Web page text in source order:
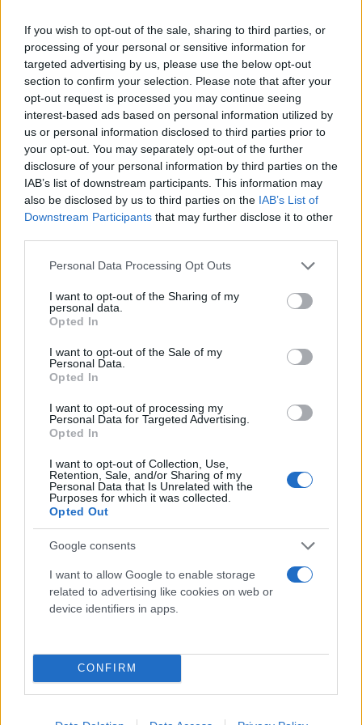
If you wish to opt-out of the sale, sharing to third parties, or
processing of your personal or sensitive information for
targeted advertising by us, please use the below opt-out
section to confirm your selection. Please note that after your
opt-out request is processed you may continue seeing
interest-based ads based on personal information utilized by
us or personal information disclosed to third parties prior to
your opt-out. You may separately opt-out of the further
disclosure of your personal information by third parties on the
IAB’s list of downstream participants. This information may
also be disclosed by us to third parties on the IAB’s List of
Downstream Participants that may further disclose it to other
Please note that this website/app uses one or more Google
not limited to your visit or usage behaviour. You may click to
grant or deny consent to Google and its third-party tags to
use your data for below specified purposes in below Google
consent section.
Personal Data Processing Opt Outs
I want to opt-out of the Sharing of my
personal data.
Opted In
I want to opt-out of the Sale of my
Personal Data.
Opted In
I want to opt-out of processing my
Personal Data for Targeted Advertising.
Opted In
I want to opt-out of Collection, Use,
Retention, Sale, and/or Sharing of my
Personal Data that Is Unrelated with the
Purposes for which it was collected.
Opted Out
Google consents
I want to allow Google to enable storage
related to advertising like cookies on web or
device identifiers in apps.
CONFIRM
και την ψυχή μου. Όταν ξεκινάς να σκέφτεσαι σαν
πατέρας, τα πράγματα γίνονται διαφορετικά».